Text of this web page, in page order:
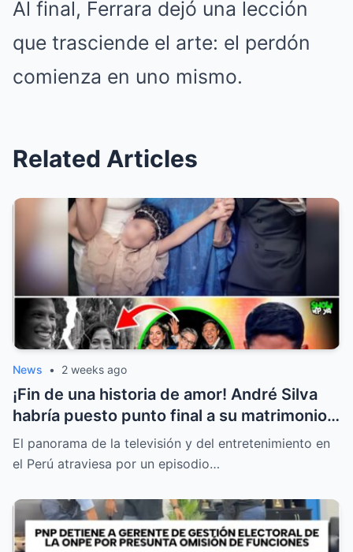
Al final, Ferrara dejó una lección
que trasciende el arte: el perdón
comienza en uno mismo.
Related Articles
News • 2 weeks ago
¡Fin de una historia de amor! André Silva
habría puesto punto final a su matrimonio
con la hija de Michelle Alexander
El panorama de la televisión y del entretenimiento en
el Perú atraviesa por un episodio…